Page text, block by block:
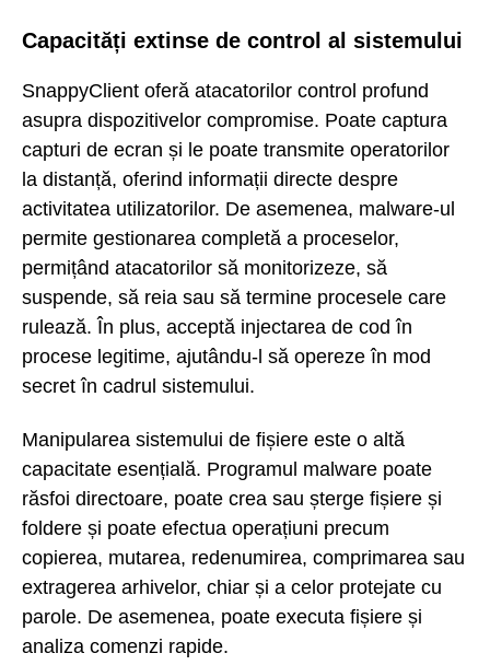
Capacități extinse de control al sistemului
SnappyClient oferă atacatorilor control profund
asupra dispozitivelor compromise. Poate captura
capturi de ecran și le poate transmite operatorilor
la distanță, oferind informații directe despre
activitatea utilizatorilor. De asemenea, malware-ul
permite gestionarea completă a proceselor,
permițând atacatorilor să monitorizeze, să
suspende, să reia sau să termine procesele care
rulează. În plus, acceptă injectarea de cod în
procese legitime, ajutându-l să opereze în mod
secret în cadrul sistemului.
Manipularea sistemului de fișiere este o altă
capacitate esențială. Programul malware poate
răsfoi directoare, poate crea sau șterge fișiere și
foldere și poate efectua operațiuni precum
copierea, mutarea, redenumirea, comprimarea sau
extragerea arhivelor, chiar și a celor protejate cu
parole. De asemenea, poate executa fișiere și
analiza comenzi rapide.